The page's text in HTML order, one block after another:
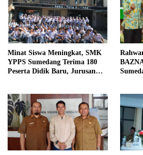
Minat Siswa Meningkat, SMK
YPPS Sumedang Terima 180
Peserta Didik Baru, Jurusan